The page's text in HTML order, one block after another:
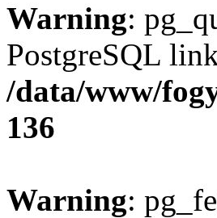
Warning:
PostgreSQL
/data/www/
136
Warning: